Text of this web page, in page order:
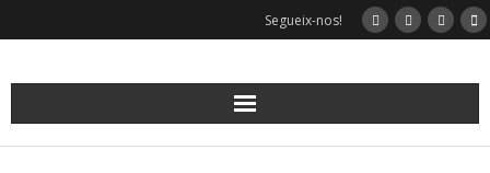
Segueix-nos!